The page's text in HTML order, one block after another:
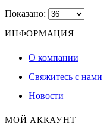
Показано:
ИНФОРМАЦИЯ
О компании
Свяжитесь с нами
Новости
МОЙ АККАУНТ